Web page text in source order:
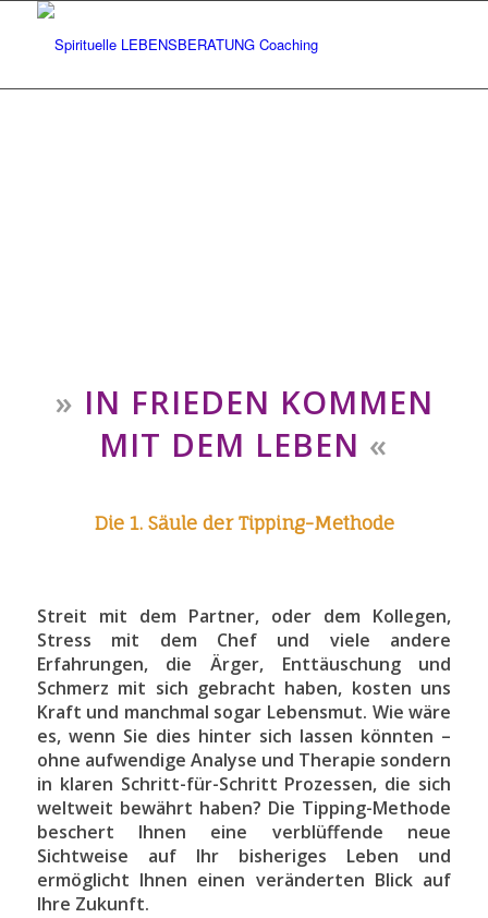
» IN FRIEDEN KOMMEN
MIT DEM LEBEN «
Die 1. Säule der Tipping-Methode
Streit mit dem Partner, oder dem Kollegen,
Stress mit dem Chef und viele andere
Erfahrungen, die Ärger, Enttäuschung und
Schmerz mit sich gebracht haben, kosten uns
Kraft und manchmal sogar Lebensmut. Wie wäre
es, wenn Sie dies hinter sich lassen könnten –
ohne aufwendige Analyse und Therapie sondern
in klaren Schritt-für-Schritt Prozessen, die sich
weltweit bewährt haben? Die Tipping-Methode
beschert Ihnen eine verblüffende neue
Sichtweise auf Ihr bisheriges Leben und
ermöglicht Ihnen einen veränderten Blick auf
Ihre Zukunft.